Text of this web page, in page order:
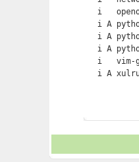
i
i A
i A
i A
i   vim-